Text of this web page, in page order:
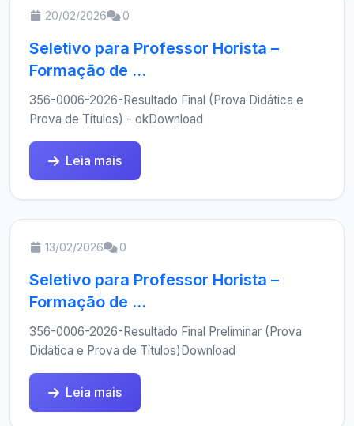
20/02/2026 0
Seletivo para Professor Horista –
Formação de ...
356-0006-2026-Resultado Final (Prova Didática e
Prova de Títulos) - okDownload
Leia mais
13/02/2026 0
Seletivo para Professor Horista –
Formação de ...
356-0006-2026-Resultado Final Preliminar (Prova
Didática e Prova de Títulos)Download
Leia mais